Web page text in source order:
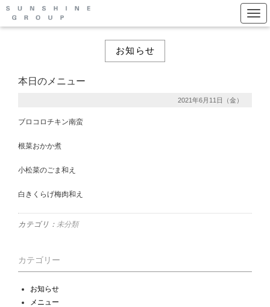
お知らせ
本日のメニュー
2021年6月11日（金）
ブロコロチキン南蛮
根菜おかか煮
小松菜のごま和え
白きくらげ梅肉和え
カテゴリ： 未分類
カテゴリー
お知らせ
メニュー